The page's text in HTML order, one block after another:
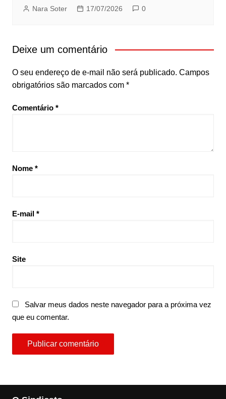
Nara Soter 17/07/2026 0
Deixe um comentário
O seu endereço de e-mail não será publicado. Campos
obrigatórios são marcados com *
Comentário *
Nome *
E-mail *
Site
Salvar meus dados neste navegador para a próxima vez
que eu comentar.